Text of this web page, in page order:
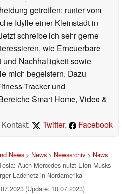
getroffen: runter vom
Idylle einer Kleinstadt in
schreibe ich sehr gerne
wie Erneuerbare
und Nachhaltigkeit sowie
mich begeistern. Dazu
Tracker und
Smart Home, Video &
Kontakt:
Twitter, Facebook
News> News> Newsarchiv> News
Auch Mercedes nutzt Elon Musks
Ladenetz in Nordamerika
(Update: 10.07.2023)